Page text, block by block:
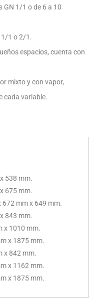
GN 1/1 o de 6 a 10
1/1 o 2/1.
espacios, cuenta con
mixto y con vapor,
cada variable.
538 mm.
675 mm.
672 mm x 649 mm.
843 mm.
x 1010 mm.
x 1875 mm.
x 842 mm.
x 1162 mm.
x 1875 mm.